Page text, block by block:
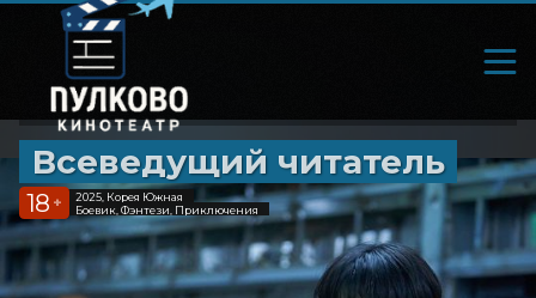
Всеведущий читатель
18 +
2025, Корея Южная
Боевик, Фэнтези, Приключения